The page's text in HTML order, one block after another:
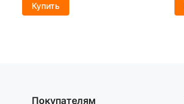
Купить
Покупателям